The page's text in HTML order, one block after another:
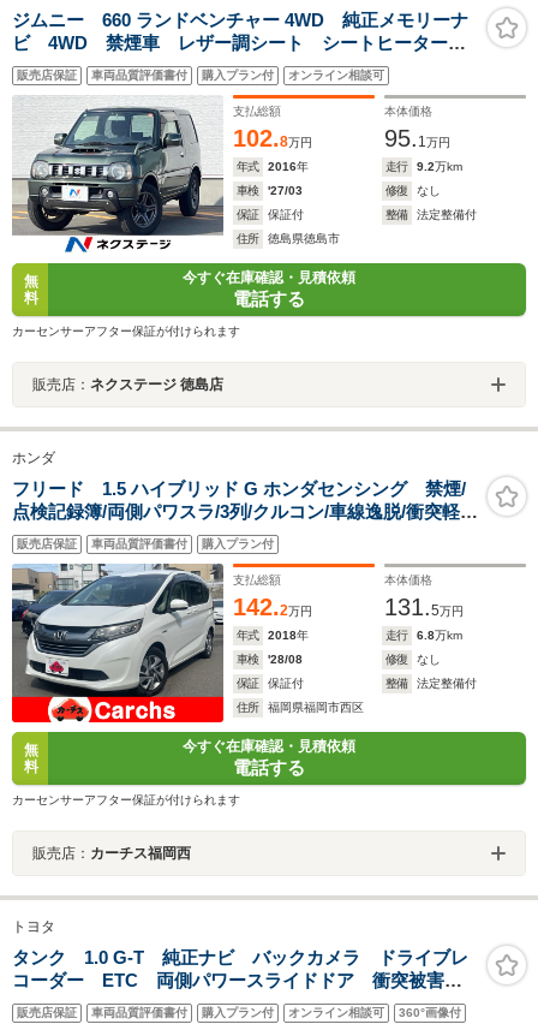
ジムニー 660 ランドベンチャー 4WD 純正メモリーナ
ビ 4WD 禁煙車 レザー調シート シートヒーター
ETC CD 地デジ
販売店保証 車両品質評価書付 購入プラン付 オンライン相談可
支払総額
102.8万円
本体価格
95. 1万円
年式
2016年 走行 9.2万km
車検
'27/03 修復
なし
保証
保証付 整備
法定整備付
住所
徳島県徳島市
無
料
今すぐ在庫確認・見積依頼
電話する
カーセンサーアフター保証が付けられます
販売店： ネクステージ 徳島店
ホンダ
フリード 1.5 ハイブリッド G ホンダセンシング 禁煙/
点検記録簿/両側パワスラ/3列/クルコン/車線逸脱/衝突軽
減/Bカメ/ドラレコ/ETC/LED
販売店保証 車両品質評価書付 購入プラン付
支払総額
142.2万円
本体価格
131.5万円
年式
2018年 走行 6.8万km
車検
'28/08 修復
なし
保証
保証付 整備
法定整備付
住所
福岡県福岡市西区
無
料
今すぐ在庫確認・見積依頼
電話する
カーセンサーアフター保証が付けられます
販売店： カーチス福岡西
トヨタ
タンク 1.0 G-T 純正ナビ バックカメラ ドライブレ
コーダー ETC 両側パワースライドドア 衝突被害軽
減システム 横滑り防止装置 アイドリングストップ
販売店保証 車両品質評価書付 購入プラン付 オンライン相談可 360°画像付